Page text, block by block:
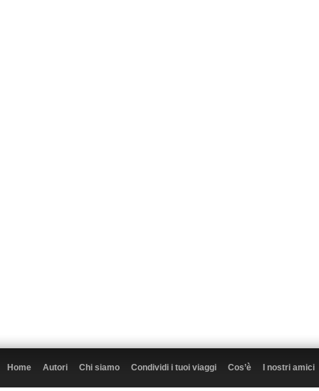
Home Autori Chi siamo Condividi i tuoi viaggi Cos’è I nostri amici